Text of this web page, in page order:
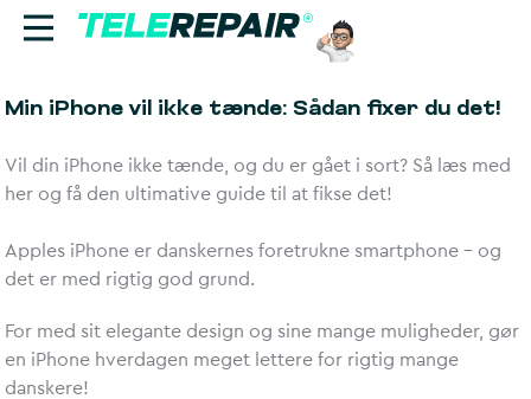
Reparation
Sælg
Find butik
Ring til os:
Min iPhone vil ikke tænde: Sådan fixer du det!
Vil din iPhone ikke tænde, og du er gået i sort? Så læs med
her og få den ultimative guide til at fikse det!
Apples iPhone er danskernes foretrukne smartphone – og
det er med rigtig god grund.
For med sit elegante design og sine mange muligheder, gør
en iPhone hverdagen meget lettere for rigtig mange
danskere!